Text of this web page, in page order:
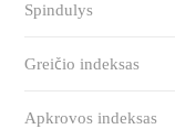
Spindulys
Greičio indeksas
Apkrovos indeksas